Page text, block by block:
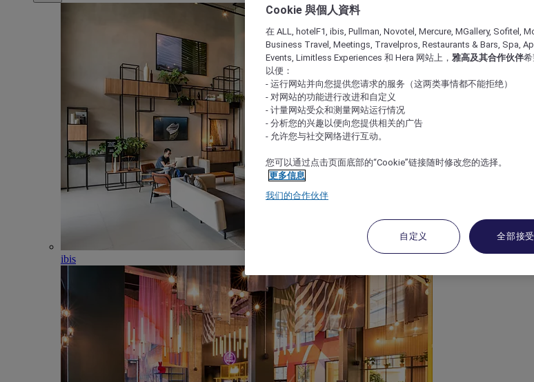
ibis
Cookie 與個人資料
在 ALL, hotelF1, ibis, Pullman, Novotel, Mercure, MGallery, Sofitel,
Business Travel, Meetings, Travelpros, Restaurants & Bars, Spa,
Events, Limitless Experiences 和 Hera 网站上， 雅高及其合作伙伴
以便：
- 运行网站并向您提供您请求的服务（这两类事情都不能拒绝）
- 对网站的功能进行改进和自定义
- 计量网站受众和测量网站运行情况
- 分析您的兴趣以便向您提供相关的广告
- 允许您与社交网络进行互动。
您可以通过点击页面底部的“Cookie”链接随时修改您的选择。
更多信息
我们的合作伙伴
自定义 全部接受